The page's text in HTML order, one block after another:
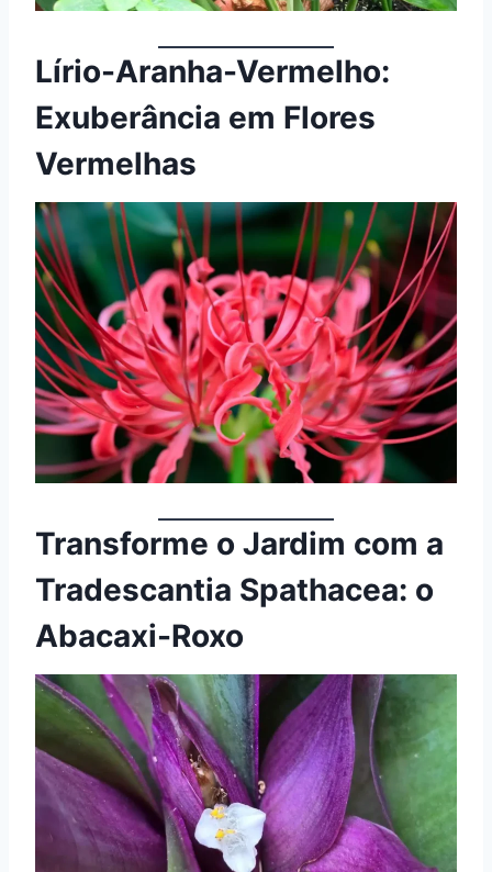
Lírio-Aranha-Vermelho:
Exuberância em Flores
Vermelhas
Transforme o Jardim com a
Tradescantia Spathacea: o
Abacaxi-Roxo